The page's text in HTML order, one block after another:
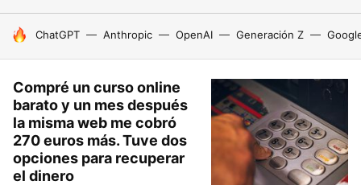
HOY SE HABLA DE
ChatGPT Anthropic OpenAI Generación Z
Compré un curso online
barato y un mes después
la misma web me cobró
270 euros más. Tuve dos
opciones para recuperar
el dinero